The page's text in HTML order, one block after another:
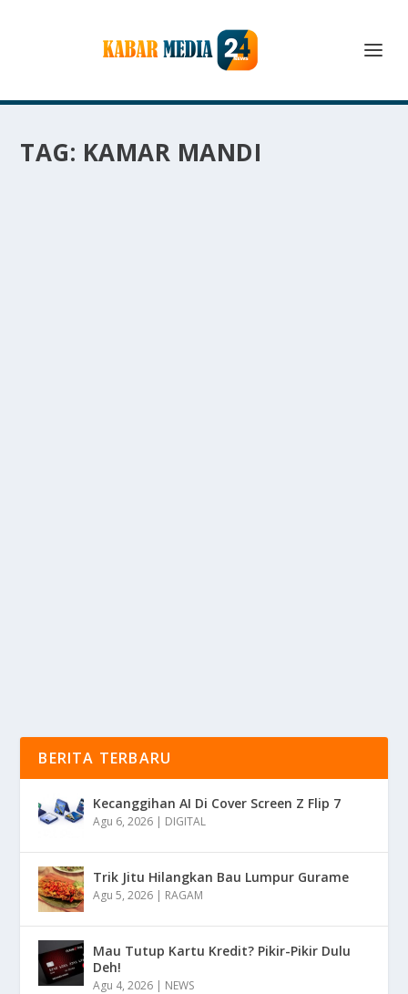
TAG: KAMAR MANDI
BERITA TERBARU
Kecanggihan AI Di Cover Screen Z Flip 7
Agu 6, 2026 | DIGITAL
Trik Jitu Hilangkan Bau Lumpur Gurame
Agu 5, 2026 | RAGAM
Mau Tutup Kartu Kredit? Pikir-Pikir Dulu
Deh!
Agu 4, 2026 | NEWS